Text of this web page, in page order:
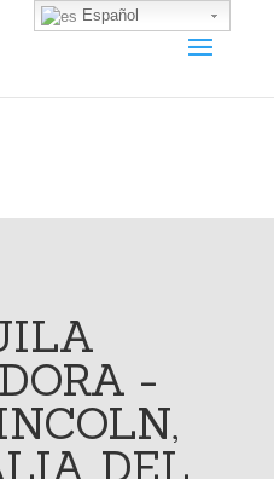
-
DEL
Español